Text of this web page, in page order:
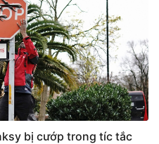
bị cướp trong tíc tắc